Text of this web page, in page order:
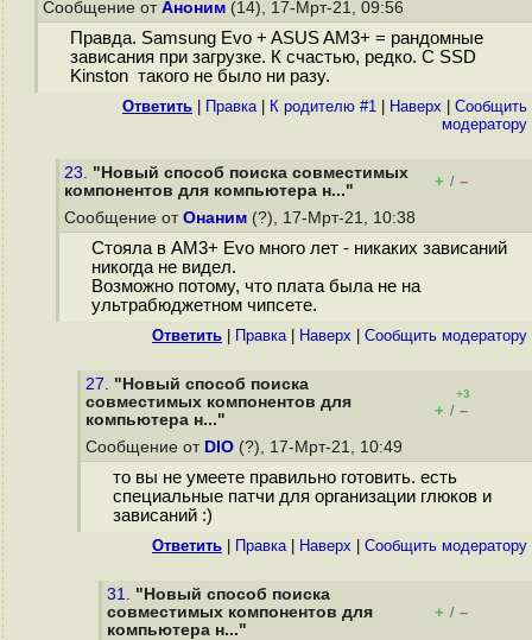
Сообщение от Аноним (14), 17-Мрт-21, 09:56
Правда. Samsung Evo + ASUS AM3+ = рандомные
зависания при загрузке. К счастью, редко. С SSD
Kinston такого не было ни разу.
Ответить Правка| К родителю #1 Наверх
Cообщить
модератору
23. "Новый способ поиска совместимых
компонентов для компьютера н..."
+ / –
Сообщение от Онаним (?), 17-Мрт-21, 10:38
Стояла в AM3+ Evo много лет - никаких зависаний
никогда не видел.
Возможно потому, что плата была не на
ультрабюджетном чипсете.
Ответить Правка| Наверх Cообщить модератору
27. "Новый способ поиска
совместимых компонентов для
компьютера н..."
+3
+ / –
Сообщение от DIO (?), 17-Мрт-21, 10:49
то вы не умеете правильно готовить. есть
специальные патчи для организации глюков и
зависаний :)
Ответить Правка| Наверх Cообщить модератору
31. "Новый способ поиска
совместимых компонентов для
компьютера н..."
+ / –